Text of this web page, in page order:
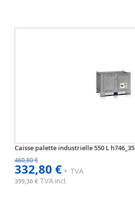
Caisse palette industrielle 550 L h746_35
460,80 €
332,80 €+ TVA
399,36 € TVA incl.